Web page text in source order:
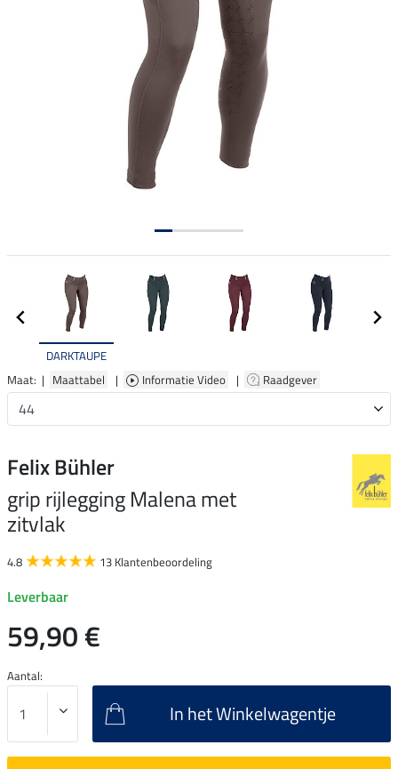
DARKTAUPE
Maat: | Maattabel | Informatie Video | Raadgever
Felix Bühler
grip rijlegging Malena met
zitvlak
4.8 13 Klantenbeoordeling
Leverbaar
59,90 €
Aantal:
In het Winkelwagentje